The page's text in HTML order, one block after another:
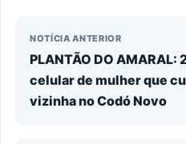
NOTÍCIA ANTERIOR
PLANTÃO DO AMARAL:
celular de mulher que
vizinha no Codó Novo